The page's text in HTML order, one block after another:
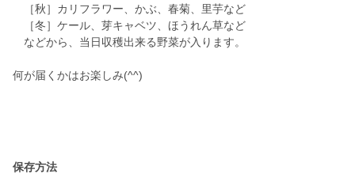
［秋］カリフラワー、かぶ、春菊、里芋など
［冬］ケール、芽キャベツ、ほうれん草など
などから、当日収穫出来る野菜が入ります。
何が届くかはお楽しみ(^^)
保存方法